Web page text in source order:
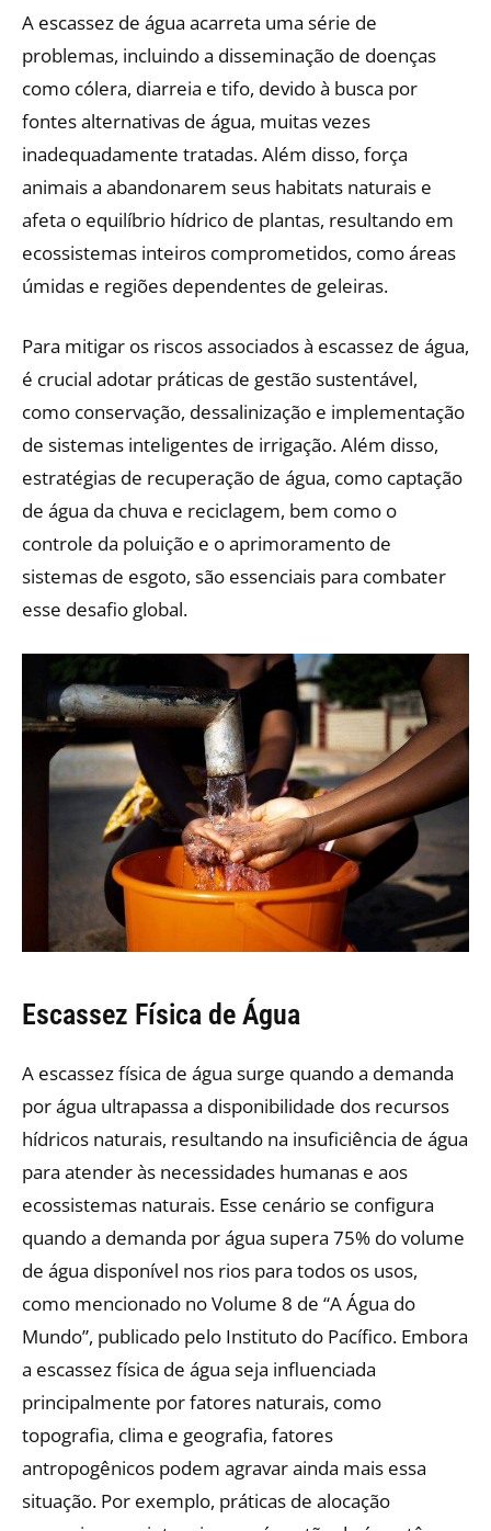
A escassez de água acarreta uma série de
problemas, incluindo a disseminação de doenças
como cólera, diarreia e tifo, devido à busca por
fontes alternativas de água, muitas vezes
inadequadamente tratadas. Além disso, força
animais a abandonarem seus habitats naturais e
afeta o equilíbrio hídrico de plantas, resultando em
ecossistemas inteiros comprometidos, como áreas
úmidas e regiões dependentes de geleiras.
Para mitigar os riscos associados à escassez de água,
é crucial adotar práticas de gestão sustentável,
como conservação, dessalinização e implementação
de sistemas inteligentes de irrigação. Além disso,
estratégias de recuperação de água, como captação
de água da chuva e reciclagem, bem como o
controle da poluição e o aprimoramento de
sistemas de esgoto, são essenciais para combater
esse desafio global.
Escassez Física de Água
A escassez física de água surge quando a demanda
por água ultrapassa a disponibilidade dos recursos
hídricos naturais, resultando na insuficiência de água
para atender às necessidades humanas e aos
ecossistemas naturais. Esse cenário se configura
quando a demanda por água supera 75% do volume
de água disponível nos rios para todos os usos,
como mencionado no Volume 8 de “A Água do
Mundo”, publicado pelo Instituto do Pacífico. Embora
a escassez física de água seja influenciada
principalmente por fatores naturais, como
topografia, clima e geografia, fatores
antropogênicos podem agravar ainda mais essa
situação. Por exemplo, práticas de alocação